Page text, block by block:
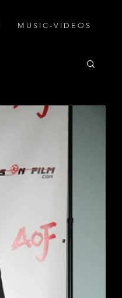
M U S I C - V I D E O S